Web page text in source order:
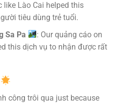
Lào Cai helped this
tiêu dùng trẻ tuổi.
Sa Pa
: Our quảng cáo on
this dịch vụ to nhận được rất
công trôi qua just because